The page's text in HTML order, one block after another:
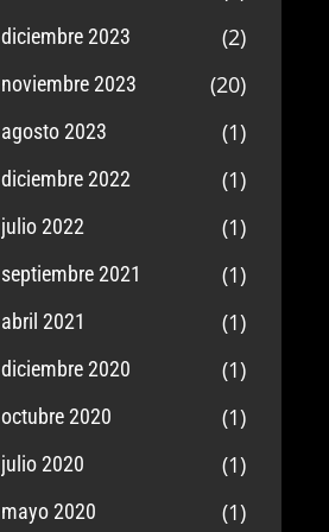
diciembre 2023 (2)
noviembre 2023 (20)
agosto 2023 (1)
diciembre 2022 (1)
julio 2022 (1)
septiembre 2021 (1)
abril 2021 (1)
diciembre 2020 (1)
octubre 2020 (1)
julio 2020 (1)
mayo 2020 (1)